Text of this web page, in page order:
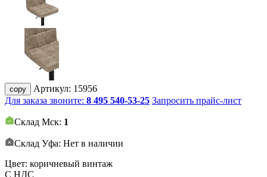
copy Артикул: 15956
Для заказа звоните: 8 495 540-53-25 Запросить прайс-лист
Склад Мск: 1
Склад Уфа: Нет в наличии
Цвет: коричневый винтаж
С НДС